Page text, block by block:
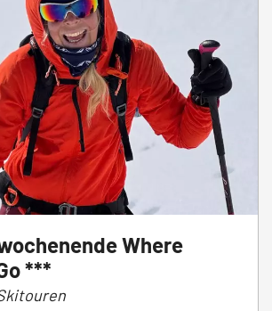
Where
***